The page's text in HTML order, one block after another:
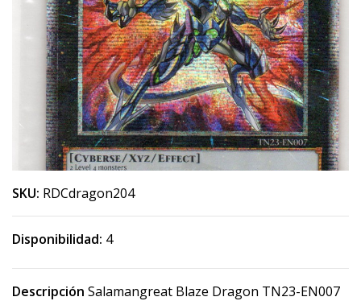
SKU: RDCdragon204
Disponibilidad: 4
Descripción Salamangreat Blaze Dragon TN23-EN007